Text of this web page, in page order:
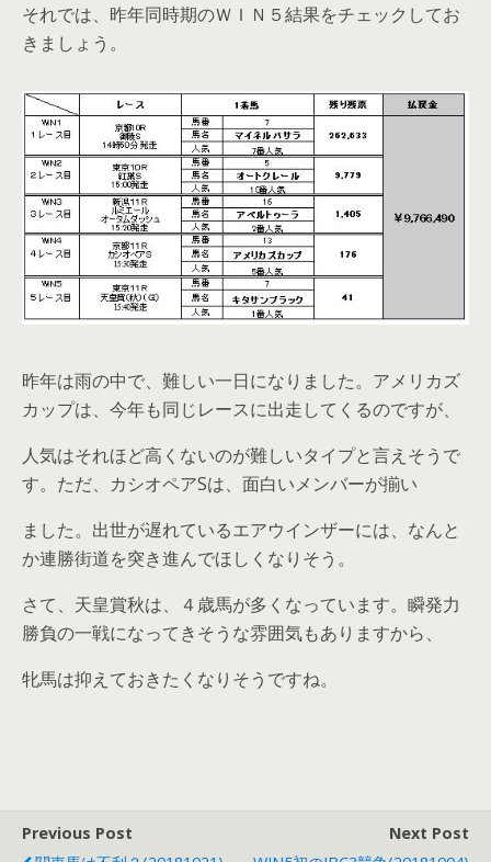
それでは、昨年同時期のＷＩＮ５結果をチェックしてお
きましょう。
昨年は雨の中で、難しい一日になりました。アメリカズ
カップは、今年も同じレースに出走してくるのですが、
人気はそれほど高くないのが難しいタイプと言えそうで
す。ただ、カシオペアSは、面白いメンバーが揃い
ました。出世が遅れているエアウインザーには、なんと
か連勝街道を突き進んでほしくなりそう。
さて、天皇賞秋は、４歳馬が多くなっています。瞬発力
勝負の一戦になってきそうな雰囲気もありますから、
牝馬は抑えておきたくなりそうですね。
Previous Post
Next Post